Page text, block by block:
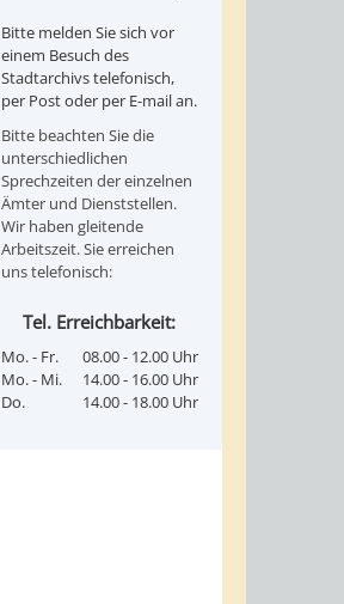
Bitte melden Sie sich vor
einem Besuch des
Stadtarchivs telefonisch,
per Post oder per E-mail an.
Bitte beachten Sie die
unterschiedlichen
Sprechzeiten der einzelnen
Ämter und Dienststellen.
Wir haben gleitende
Arbeitszeit. Sie erreichen
uns telefonisch:
Tel. Erreichbarkeit:
Mo. - Fr.
08.00 - 12.00 Uhr
Mo. - Mi.
14.00 - 16.00 Uhr
Do.
14.00 - 18.00 Uhr